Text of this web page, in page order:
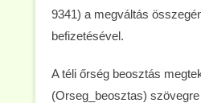
9341) a megváltás
befizetésével.
A téli őrség beosztás
(Orseg_beosztas)